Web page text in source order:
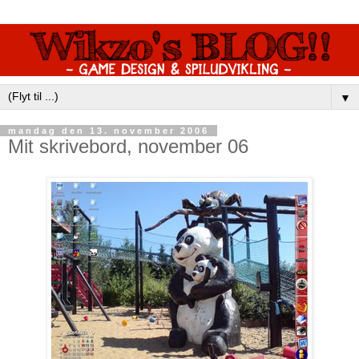
▼
mandag den 13. november 2006
Mit skrivebord, november 06